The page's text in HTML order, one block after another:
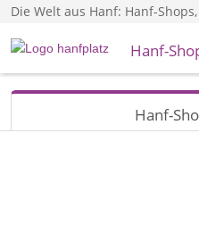
Die Welt aus Hanf: Hanf-
Hanf-
Hanf-